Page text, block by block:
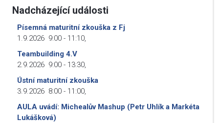
Nadcházející události
Písemná maturitní zkouška z Fj
1.9.2026 9:00 - 11:10
Teambuilding 4.V
2.9.2026 9:00 - 13:30
Ústní maturitní zkouška
3.9.2026 8:00 - 11:00
AULA uvádí: Michealův Mashup (Petr Uhlík a Markéta
Lukášková)